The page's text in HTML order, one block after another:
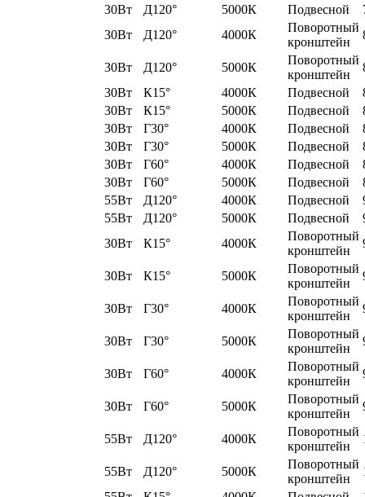
30Вт
Д120° 5000К Подвесной
30Вт
Д120° 4000К
Поворотный
кронштейн
30Вт Д120° 5000К
Поворотный
кронштейн
30Вт
К15° 4000К Подвесной
30Вт
К15° 5000К Подвесной
30Вт
Г30° 4000К Подвесной
30Вт
Г30° 5000К Подвесной
30Вт
Г60° 4000К Подвесной
30Вт
Г60° 5000К Подвесной
55Вт
Д120° 4000К Подвесной
55Вт
Д120° 5000К Подвесной
30Вт
К15° 4000К
Поворотный
кронштейн
30Вт К15° 5000К
Поворотный
кронштейн
30Вт Г30° 4000К
Поворотный
кронштейн
30Вт Г30° 5000К
Поворотный
кронштейн
30Вт Г60° 4000К
Поворотный
кронштейн
30Вт Г60° 5000К
Поворотный
кронштейн
55Вт Д120° 4000К
Поворотный
кронштейн
55Вт Д120° 5000К
Поворотный
кронштейн